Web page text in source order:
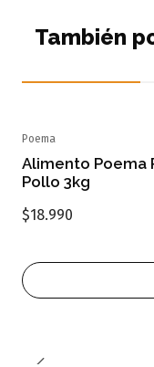
También
Poema
Alimento Poema
Pollo 3kg
$18.990